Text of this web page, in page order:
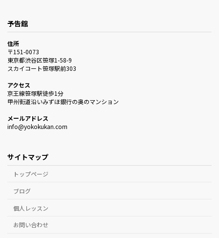
予告館
住所
〒151-0073
東京都渋谷区笹塚1-58-9
スカイコート笹塚駅前303
アクセス
京王線笹塚駅徒歩1分
甲州街道沿いみずほ銀行の奥のマンション
メールアドレス
info@yokokukan.com
サイトマップ
トップページ
ブログ
個人レッスン
お問い合わせ